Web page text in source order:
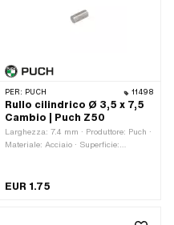
PER: PUCH 11498
Rullo cilindrico Ø 3,5 x 7,5
Cambio | Puch Z50
Larghezza: 7.4 mm · Produttore: Puch ·
Materiale: Acciaio · Superficie:
EUR 1.75